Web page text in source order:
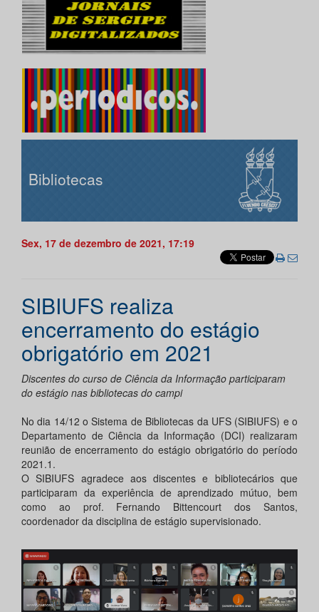
Bibliotecas
Sex, 17 de dezembro de 2021, 17:19
SIBIUFS realiza
encerramento do estágio
obrigatório em 2021
Discentes do curso de Ciência da Informação participaram
do estágio nas bibliotecas do campi
No dia 14/12 o Sistema de Bibliotecas da UFS (SIBIUFS) e o
Departamento de Ciência da Informação (DCI) realizaram
reunião de encerramento do estágio obrigatório do período
2021.1.
O SIBIUFS agradece aos discentes e bibliotecários que
participaram da experiência de aprendizado mútuo, bem
como ao prof. Fernando Bittencourt dos Santos,
coordenador da disciplina de estágio supervisionado.